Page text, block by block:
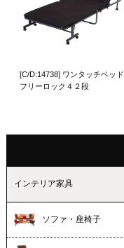
[C/D:14738] ワンタッチベッド
フリーロック４２段
インテリア家具
ソファ・座椅子